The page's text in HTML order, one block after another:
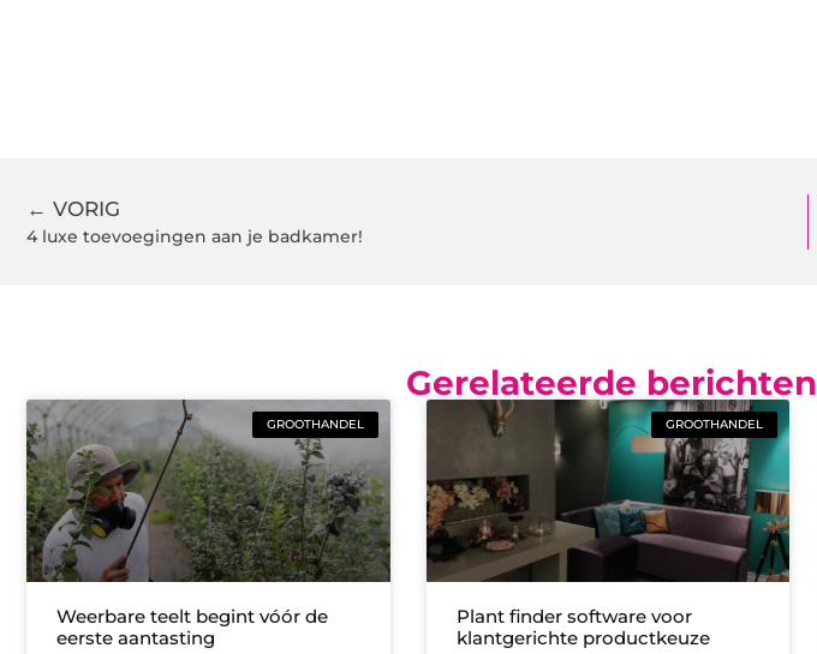
← VORIG
4 luxe toevoegingen aan je badkamer!
Gerelateerde berichten
GROOTHANDEL
Weerbare teelt begint vóór de
eerste aantasting
GROOTHANDEL
Plant finder software voor
klantgerichte productkeuze